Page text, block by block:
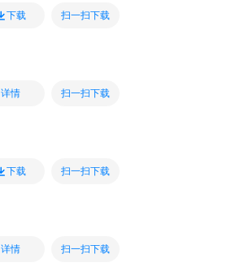
下载 扫一扫下载
详情 扫一扫下载
下载 扫一扫下载
详情 扫一扫下载